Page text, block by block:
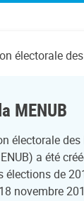
électorale
MENUB
électorale
a été
élections de
novembre